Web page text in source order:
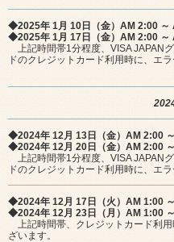
◆2025年 1月 10日（金）AM 2:00 ～
◆2025年 1月 17日（金）AM 2:00 ～
上記時間帯1分程度、VISA JAPAN
ドのクレジットカード利用時に、エ
◆2024年 12月 13日（金）AM 2:00
◆2024年 12月 20日（金）AM 2:00
上記時間帯1分程度、VISA JAPAN
ドのクレジットカード利用時に、エ
◆2024年 12月 17日（火）AM 1:00
◆2024年 12月 23日（月）AM 1:00
上記時間帯、クレジットカード利
ざいます。